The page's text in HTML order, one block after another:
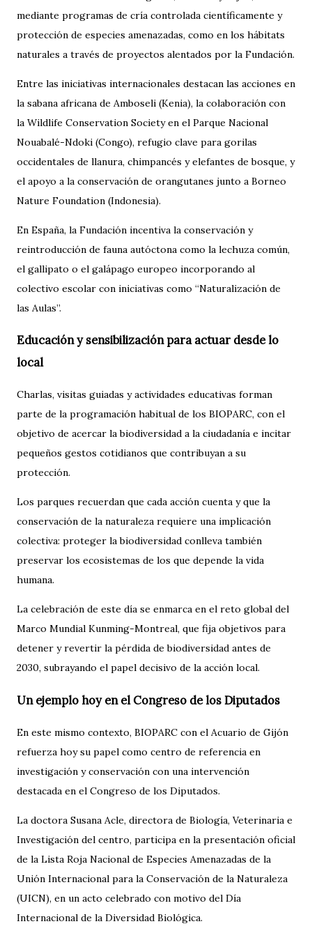
mediante programas de cría controlada científicamente y
protección de especies amenazadas, como en los hábitats
naturales a través de proyectos alentados por la Fundación.
Entre las iniciativas internacionales destacan las acciones en
la sabana africana de Amboseli (Kenia), la colaboración con
la Wildlife Conservation Society en el Parque Nacional
Nouabalé-Ndoki (Congo), refugio clave para gorilas
occidentales de llanura, chimpancés y elefantes de bosque, y
el apoyo a la conservación de orangutanes junto a Borneo
Nature Foundation (Indonesia).
En España, la Fundación incentiva la conservación y
reintroducción de fauna autóctona como la lechuza común,
el gallipato o el galápago europeo incorporando al
colectivo escolar con iniciativas como “Naturalización de
las Aulas”.
Educación y sensibilización para actuar desde lo
local
Charlas, visitas guiadas y actividades educativas forman
parte de la programación habitual de los BIOPARC, con el
objetivo de acercar la biodiversidad a la ciudadanía e incitar
pequeños gestos cotidianos que contribuyan a su
protección.
Los parques recuerdan que cada acción cuenta y que la
conservación de la naturaleza requiere una implicación
colectiva: proteger la biodiversidad conlleva también
preservar los ecosistemas de los que depende la vida
humana.
La celebración de este día se enmarca en el reto global del
Marco Mundial Kunming-Montreal, que fija objetivos para
detener y revertir la pérdida de biodiversidad antes de
2030, subrayando el papel decisivo de la acción local.
Un ejemplo hoy en el Congreso de los Diputados
En este mismo contexto, BIOPARC con el Acuario de Gijón
refuerza hoy su papel como centro de referencia en
investigación y conservación con una intervención
destacada en el Congreso de los Diputados.
La doctora Susana Acle, directora de Biología, Veterinaria e
Investigación del centro, participa en la presentación oficial
de la Lista Roja Nacional de Especies Amenazadas de la
Unión Internacional para la Conservación de la Naturaleza
(UICN), en un acto celebrado con motivo del Día
Internacional de la Diversidad Biológica.